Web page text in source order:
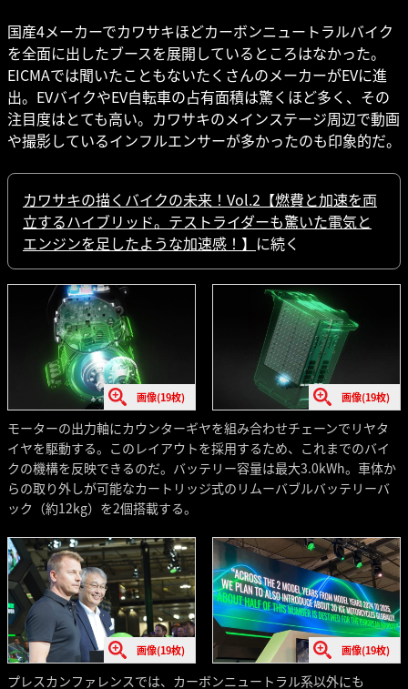
国産4メーカーでカワサキほどカーボンニュートラルバイク
を全面に出したブースを展開しているところはなかった。
EICMAでは聞いたこともないたくさんのメーカーがEVに進
出。EVバイクやEV自転車の占有面積は驚くほど多く、その
注目度はとても高い。カワサキのメインステージ周辺で動画
や撮影しているインフルエンサーが多かったのも印象的だ。
カワサキの描くバイクの未来！Vol.2【燃費と加速を両
立するハイブリッド。テストライダーも驚いた電気と
エンジンを足したような加速感！】 に続く
画像(19枚) 画像(19枚)
モーターの出力軸にカウンターギヤを組み合わせチェーンでリヤタ
イヤを駆動する。このレイアウトを採用するため、これまでのバイ
クの機構を反映できるのだ。バッテリー容量は最大3.0kWh。車体か
らの取り外しが可能なカートリッジ式のリムーバブルバッテリーバ
ック（約12kg）を2個搭載する。
画像(19枚) 画像(19枚)
プレスカンファレンスでは、カーボンニュートラル系以外にも